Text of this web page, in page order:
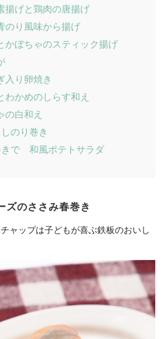
揚げと鶏肉の唐揚げ
のり風味から揚げ
かぼちゃのスティック揚げ
入り卵焼き
わかめのしらす和え
の白和え
のり巻き
きで 和風ポテトサラダ
ズのささみ春巻き
ャップは子どもが喜ぶ鉄板のおいし